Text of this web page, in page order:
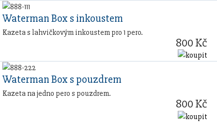
Waterman Box s inkoustem
Kazeta s lahvičkovým inkoustem pro 1 pero.
800 Kč
Waterman Box s pouzdrem
Kazeta na jedno pero s pouzdrem.
800 Kč